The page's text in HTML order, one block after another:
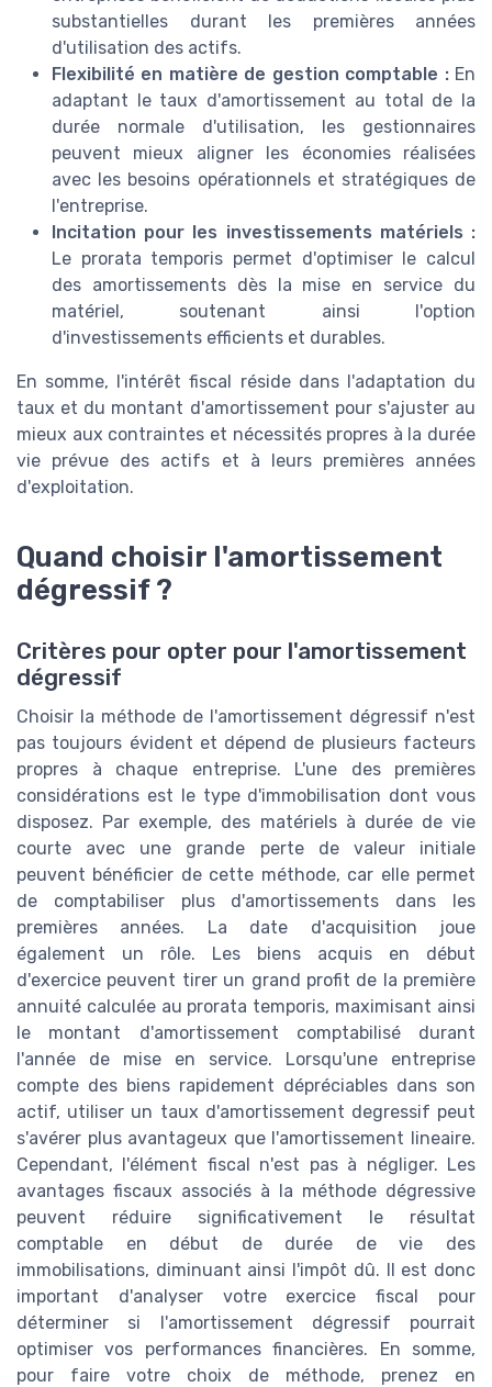
substantielles durant les premières années
d'utilisation des actifs.
Flexibilité en matière de gestion comptable :En
adaptant le taux d'amortissement au total de la
durée normale d'utilisation, les gestionnaires
peuvent mieux aligner les économies réalisées
avec les besoins opérationnels et stratégiques de
l'entreprise.
Incitation pour les investissements matériels :
Le prorata temporis permet d'optimiser le calcul
des amortissements dès la mise en service du
matériel, soutenant ainsi l'option
d'investissements efficients et durables.
En somme, l'intérêt fiscal réside dans l'adaptation du
taux et du montant d'amortissement pour s'ajuster au
mieux aux contraintes et nécessités propres à la durée
vie prévue des actifs et à leurs premières années
d'exploitation.
Quand choisir l'amortissement
dégressif ?
Critères pour opter pour l'amortissement
dégressif
Choisir la méthode de l'amortissement dégressif n'est
pas toujours évident et dépend de plusieurs facteurs
propres à chaque entreprise. L'une des premières
considérations est le type d'immobilisation dont vous
disposez. Par exemple, des matériels à durée de vie
courte avec une grande perte de valeur initiale
peuvent bénéficier de cette méthode, car elle permet
de comptabiliser plus d'amortissements dans les
premières années. La date d'acquisition joue
également un rôle. Les biens acquis en début
d'exercice peuvent tirer un grand profit de la première
annuité calculée au prorata temporis, maximisant ainsi
le montant d'amortissement comptabilisé durant
l'année de mise en service. Lorsqu'une entreprise
compte des biens rapidement dépréciables dans son
actif, utiliser un taux d'amortissement degressif peut
s'avérer plus avantageux que l'amortissement lineaire.
Cependant, l'élément fiscal n'est pas à négliger. Les
avantages fiscaux associés à la méthode dégressive
peuvent réduire significativement le résultat
comptable en début de durée de vie des
immobilisations, diminuant ainsi l'impôt dû. Il est donc
important d'analyser votre exercice fiscal pour
déterminer si l'amortissement dégressif pourrait
optimiser vos performances financières. En somme,
pour faire votre choix de méthode, prenez en